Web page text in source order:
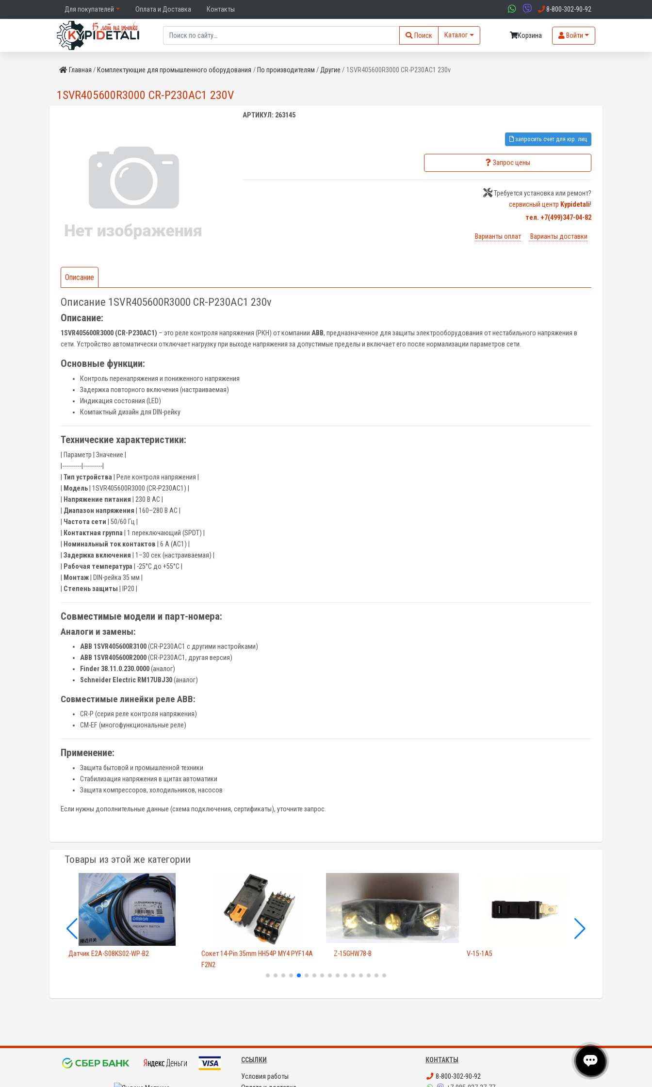
Для покупателей Оплата и Доставка Контакты 8-800-302-90-92
Поиск Каталог Корзина Войти
Главная Комплектующие для промышленного оборудования По производителям Другие 1SVR405600R3000 CR-P230AC1 230v
1SVR405600R3000 CR-P230AC1 230V
АРТИКУЛ: 263145
запросить счет для юр. лиц
Запрос цены
Требуется установка или ремонт?
сервисный центр Kypidetali!
тел. +7(499)347-04-82
Варианты оплат Варианты доставки
Описание
Описание 1SVR405600R3000 CR-P230AC1 230v
Описание:
1SVR405600R3000 (CR-P230AC1) – это реле контроля напряжения (РКН) от компании ABB, предназначенное для защиты электрооборудования от нестабильного напряжения в
сети. Устройство автоматически отключает нагрузку при выходе напряжения за допустимые пределы и включает его после нормализации параметров сети.
Основные функции:
Контроль перенапряжения и пониженного напряжения
Задержка повторного включения (настраиваемая)
Индикация состояния (LED)
Компактный дизайн для DIN-рейку
Технические характеристики:
| Параметр | Значение |
|----------|----------|
Тип устройства | Реле контроля напряжения |
Модель | 1SVR405600R3000 (CR-P230AC1) |
Напряжение питания | 230 В AC |
Диапазон напряжения | 160–280 В AC |
Частота сети | 50/60 Гц |
Контактная группа | 1 переключающий (SPDT) |
Номинальный ток контактов | 6 А (AC1) |
Задержка включения | 1–30 сек (настраиваемая) |
Рабочая температура | -25°C до +55°C |
Монтаж | DIN-рейка 35 мм |
Степень защиты | IP20 |
Совместимые модели и парт-номера:
Аналоги и замены:
ABB 1SVR405600R3100(CR-P230AC1 с другими настройками)
ABB 1SVR405600R2000(CR-P230AC1, другая версия)
Finder 38.11.0.230.0000(аналог)
Schneider Electric RM17UBJ30(аналог)
Совместимые линейки реле ABB:
CR-P (серия реле контроля напряжения)
CM-EF (многофункциональные реле)
Применение:
Защита бытовой и промышленной техники
Стабилизация напряжения в щитах автоматики
Защита компрессоров, холодильников, насосов
Если нужны дополнительные данные (схема подключения, сертификаты), уточните запрос.
Товары из этой же категории
Датчик E2A-S08KS02-WP-B2
Сокет 14-Pin 35mm HH54P MY4 PYF14A
F2N2
Z-15GHW78-B V-15-1A5
ССЫЛКИ
Условия работы
КОНТАКТЫ
8-800-302-90-92